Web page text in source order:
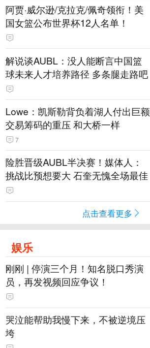
阿贾·威尔逊/克拉克/佩奇领衔！美
国女篮公布世界杯12人名单！
解说谈AUBL：没人能断言中国篮
球未来人才培养路径 多条腿走路吧
Lowe：凯斯勒背负着湖人付出巨额
交易筹码的重压 和大桥一样
7
险胜晋级AUBL半决赛！媒体人：
挑战比预想要大 石奎无愧全场最佳
点击查看更多
娱乐
刚刚 | 停演三个月！知名脱口秀演
员，再发视频回应争议！
哭泣能帮助我慢下来，不被逆境压
垮